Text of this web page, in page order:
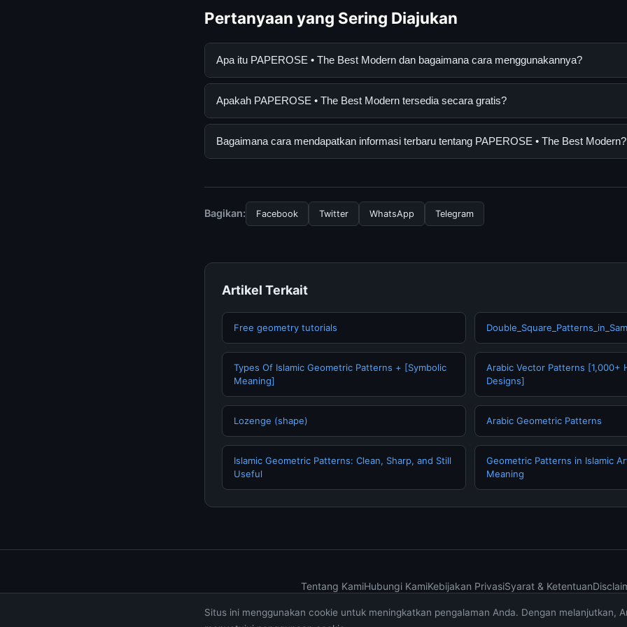
Pertanyaan yang Sering Diajukan
Apa itu PAPEROSE • The Best Modern dan bagaimana cara menggunakannya?
PAPEROSE • The Best Modern adalah layanan digital yang dirancang untuk membantu
resmi dan mengikuti panduan yang tersedia.
Apakah PAPEROSE • The Best Modern tersedia secara gratis?
Ya, PAPEROSE • The Best Modern dapat diakses secara gratis oleh semua pengguna.
Bagaimana cara mendapatkan informasi terbaru tentang PAPEROSE • The Best Modern?
terpercaya.
Bagikan: Facebook Twitter WhatsApp Telegram
Artikel Terkait
Free geometry tutorials
Types Of Islamic Geometric Patterns + [Symbolic
Meaning]
Arabic Vector Patterns [1,000+
Designs]
Lozenge (shape) Arabic Geometric Patterns
Islamic Geometric Patterns: Clean, Sharp, and Still
Useful
Geometric Patterns in Islamic
Meaning
Tentang KamiHubungi KamiKebijakan PrivasiSyarat & Ketentuan
© 2026 muktibox.com. All rights reserved.
Situs ini menggunakan cookie untuk meningkatkan pengalaman Anda. Dengan melanjutkan,